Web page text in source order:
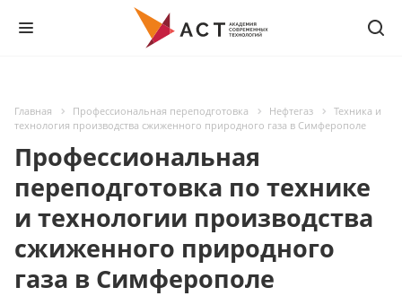
Главная Профессиональная переподготовка Нефтегаз
Техника и
технология производства сжиженного природного газа в Симферополе
Профессиональная
переподготовка по технике
и технологии производства
сжиженного природного
газа в Симферополе